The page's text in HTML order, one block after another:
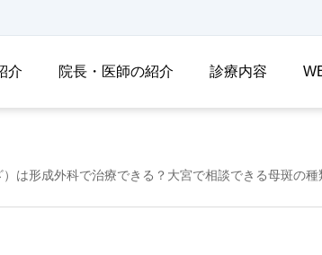
介 院長・医師の紹介 診療内容
）は形成外科で治療できる？大宮で相談できる母斑の